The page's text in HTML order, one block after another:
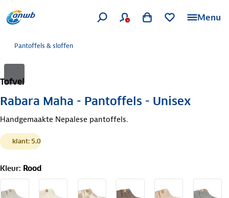
Menu
Pantoffels & sloffen
Tofvel
Rabara Maha - Pantoffels - Unisex
Handgemaakte Nepalese pantoffels.
klant: 5.0
Kleur: Rood